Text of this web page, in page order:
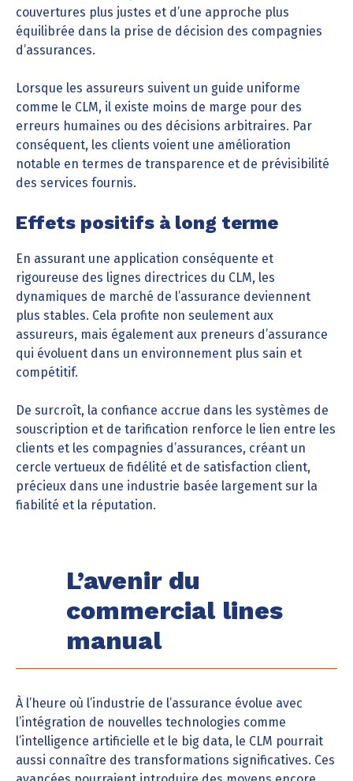
couvertures plus justes et d’une approche plus
équilibrée dans la prise de décision des compagnies
d’assurances.
Lorsque les assureurs suivent un guide uniforme
comme le CLM, il existe moins de marge pour des
erreurs humaines ou des décisions arbitraires. Par
conséquent, les clients voient une amélioration
notable en termes de transparence et de prévisibilité
des services fournis.
Effets positifs à long terme
En assurant une application conséquente et
rigoureuse des lignes directrices du CLM, les
dynamiques de marché de l’assurance deviennent
plus stables. Cela profite non seulement aux
assureurs, mais également aux preneurs d’assurance
qui évoluent dans un environnement plus sain et
compétitif.
De surcroît, la confiance accrue dans les systèmes de
souscription et de tarification renforce le lien entre les
clients et les compagnies d’assurances, créant un
cercle vertueux de fidélité et de satisfaction client,
précieux dans une industrie basée largement sur la
fiabilité et la réputation.
L’avenir du
commercial lines
manual
À l’heure où l’industrie de l’assurance évolue avec
l’intégration de nouvelles technologies comme
l’intelligence artificielle et le big data, le CLM pourrait
aussi connaître des transformations significatives. Ces